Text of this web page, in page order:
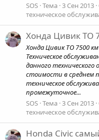
SOS Тема 3 Сен 2013
техническое
Хонда Цивик ТО
Хонда Цивик ТО 7500
Техническое
данного технического
стоимости в среднем
техническое
промежуточное...
SOS Тема 3 Сен 2013
техническое
Honda Civic